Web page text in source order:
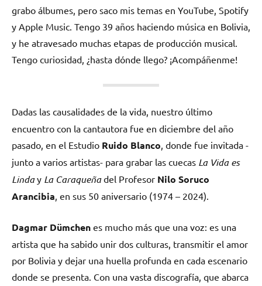
grabo álbumes, pero saco mis temas en YouTube, Spotify
y Apple Music. Tengo 39 años haciendo música en Bolivia,
y he atravesado muchas etapas de producción musical.
Tengo curiosidad, ¿hasta dónde llego? ¡Acompáñenme!
Dadas las causalidades de la vida, nuestro último
encuentro con la cantautora fue en diciembre del año
pasado, en el Estudio Ruido Blanco , donde fue invitada -
junto a varios artistas- para grabar las cuecas La Vida es
Linday La Caraqueñadel Profesor Nilo Soruco
Arancibia , en sus 50 aniversario (1974 – 2024).
Dagmar Dümchen es mucho más que una voz: es una
artista que ha sabido unir dos culturas, transmitir el amor
por Bolivia y dejar una huella profunda en cada escenario
donde se presenta. Con una vasta discografía, que abarca